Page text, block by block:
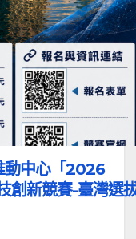
動中心「2026
創新競賽-臺灣選